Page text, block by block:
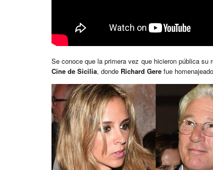
Se conoce que la primera vez que hicieron pública su
Cine de Sicilia, donde Richard Gere fue